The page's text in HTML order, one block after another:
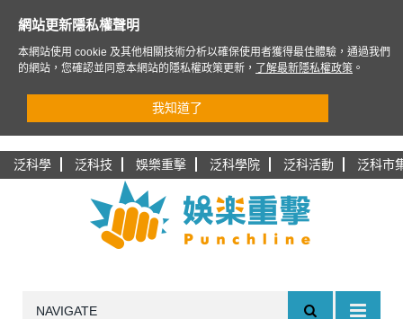
泛科學 泛科技 娛樂重擊 泛科學院 泛科活動 泛科市
NAVIGATE
網站更新隱私權聲明
本網站使用 cookie 及其他相關技術分析以確保使用者獲得最佳體驗，通過我們
的網站，您確認並同意本網站的隱私權政策更新，
了解最新隱私權政策 。
我知道了